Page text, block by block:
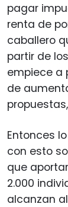
pagar
renta de
caballero
partir de
empiece a
de
Entonces
con esto
que
2.000
alcanzan